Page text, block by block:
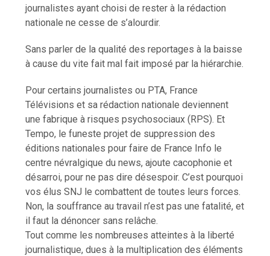
journalistes ayant choisi de rester à la rédaction
nationale ne cesse de s’alourdir.
Sans parler de la qualité des reportages à la baisse
à cause du vite fait mal fait imposé par la hiérarchie.
Pour certains journalistes ou PTA, France
Télévisions et sa rédaction nationale deviennent
une fabrique à risques psychosociaux (RPS). Et
Tempo, le funeste projet de suppression des
éditions nationales pour faire de France Info le
centre névralgique du news, ajoute cacophonie et
désarroi, pour ne pas dire désespoir. C’est pourquoi
vos élus SNJ le combattent de toutes leurs forces.
Non, la souffrance au travail n’est pas une fatalité, et
il faut la dénoncer sans relâche.
Tout comme les nombreuses atteintes à la liberté
journalistique, dues à la multiplication des éléments